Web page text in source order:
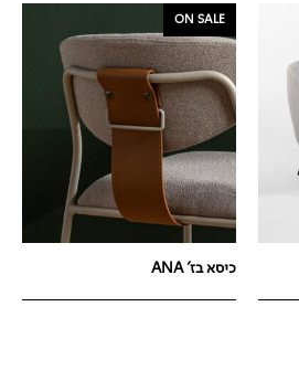
ON SALE
כיסא בז' ANA